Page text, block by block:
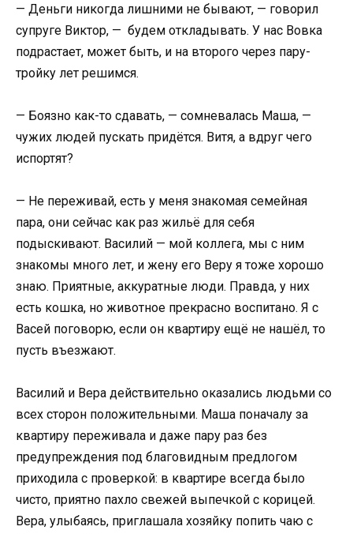
— Деньги никогда лишними не бывают, — говорил
супруге Виктор, — будем откладывать. У нас Вовка
подрастает, может быть, и на второго через пару-
тройку лет решимся.
— Боязно как-то сдавать, — сомневалась Маша, —
чужих людей пускать придётся. Витя, а вдруг чего
испортят?
— Не переживай, есть у меня знакомая семейная
пара, они сейчас как раз жильё для себя
подыскивают. Василий — мой коллега, мы с ним
знакомы много лет, и жену его Веру я тоже хорошо
знаю. Приятные, аккуратные люди. Правда, у них
есть кошка, но животное прекрасно воспитано. Я с
Васей поговорю, если он квартиру ещё не нашёл, то
пусть въезжают.
Василий и Вера действительно оказались людьми со
всех сторон положительными. Маша поначалу за
квартиру переживала и даже пару раз без
предупреждения под благовидным предлогом
приходила с проверкой: в квартире всегда было
чисто, приятно пахло свежей выпечкой с корицей.
Вера, улыбаясь, приглашала хозяйку попить чаю с